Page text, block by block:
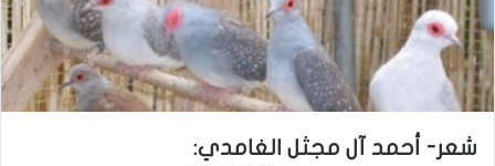
شعر- أحمد آل مجثل الغامدي: